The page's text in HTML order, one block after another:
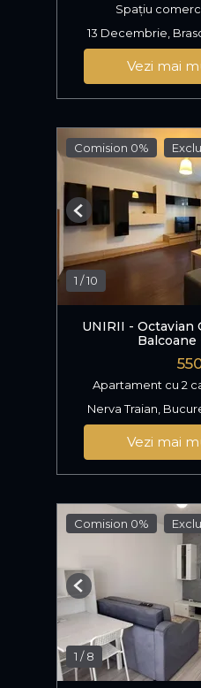
Spațiu
13 Decembrie,
Vezi mai
Comision 0%
1 /10
Previous
UNIRII - Octavian
Apartament cu 2
Nerva Traian,
Vezi mai
Comision 0%
1 /8
Previous